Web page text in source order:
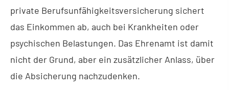
private Berufs­unfähig­keitsversicherung sichert
das Einkommen ab, auch bei Krank­hei­ten oder
psychischen Belastungen. Das Ehrenamt ist damit
nicht der Grund, aber ein zusätzlicher Anlass, über
die Absicherung nachzudenken.